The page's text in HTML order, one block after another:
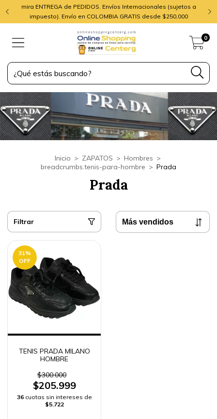
mira ENTREGA de PEDIDOS. Envíos Internacionales (sujetos a
impuesto). Envío en COLOMBIA GRATIS desde $250,000
0
Inicio > ZAPATOS > Hombres >
breadcrumbs.tenis-para-hombre > Prada
Prada
Filtrar
31%
OFF
TENIS PRADA MILANO
HOMBRE
$300.000
$205.999
36 cuotas sin intereses de
$5.722